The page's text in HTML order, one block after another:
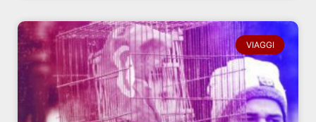
VIAGGI